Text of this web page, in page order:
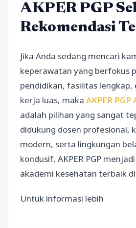
AKPER PGP
Rekomendasi
Jika Anda sedang mencari
keperawatan yang berfokus
pendidikan, fasilitas lengkap,
kerja luas, maka AKPER
adalah pilihan yang sangat
didukung dosen profesional,
modern, serta lingkungan
kondusif, AKPER PGP
akademi kesehatan terbaik di
Untuk informasi lebih